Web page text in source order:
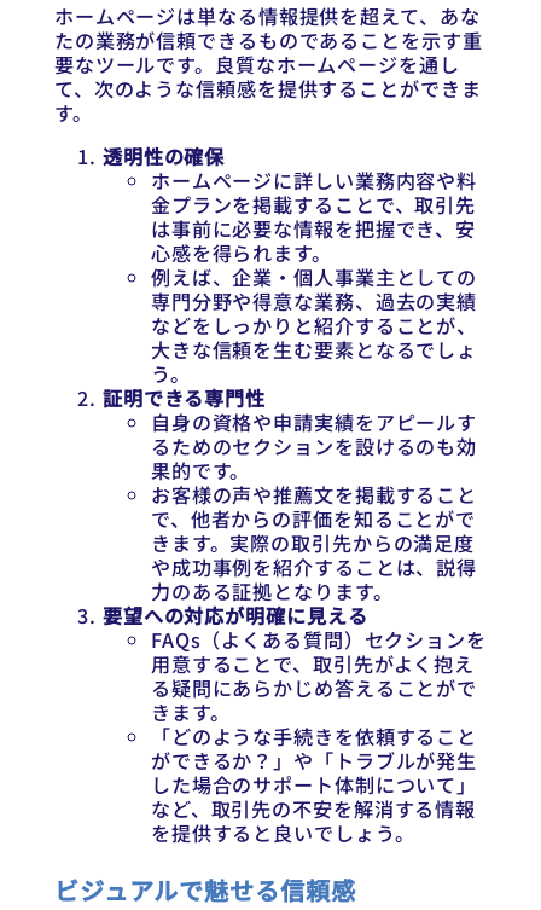
ホームページは単なる情報提供を超えて、あな
たの業務が信頼できるものであることを示す重
要なツールです。良質なホームページを通し
て、次のような信頼感を提供することができま
す。
透明性の確保
ホームページに詳しい業務内容や料
金プランを掲載することで、取引先
は事前に必要な情報を把握でき、安
心感を得られます。
例えば、企業・個人事業主としての
専門分野や得意な業務、過去の実績
などをしっかりと紹介することが、
大きな信頼を生む要素となるでしょ
う。
証明できる専門性
自身の資格や申請実績をアピールす
るためのセクションを設けるのも効
果的です。
お客様の声や推薦文を掲載すること
で、他者からの評価を知ることがで
きます。実際の取引先からの満足度
や成功事例を紹介することは、説得
力のある証拠となります。
要望への対応が明確に見える
FAQs（よくある質問）セクションを
用意することで、取引先がよく抱え
る疑問にあらかじめ答えることがで
きます。
「どのような手続きを依頼すること
ができるか？」や「トラブルが発生
した場合のサポート体制について」
など、取引先の不安を解消する情報
を提供すると良いでしょう。
ビジュアルで魅せる信頼感